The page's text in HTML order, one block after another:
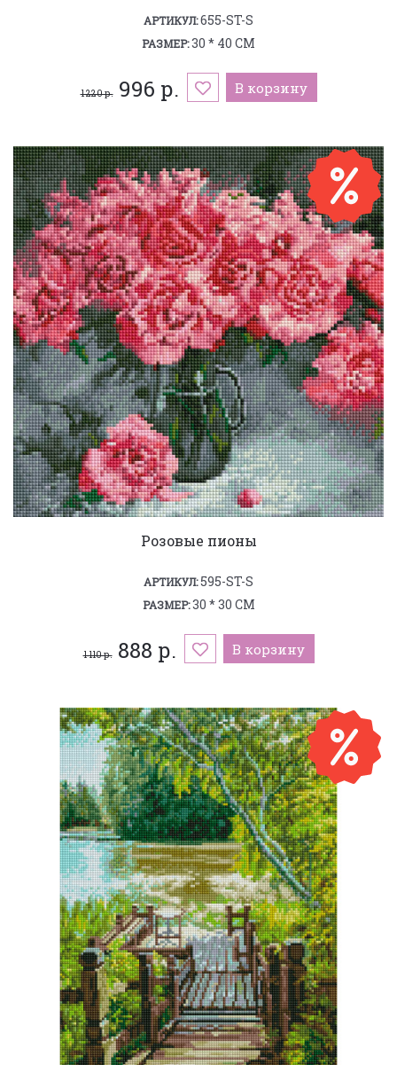
АРТИКУЛ:655-ST-S
РАЗМЕР:30 * 40 СМ
1 220 р.996 р. В корзину
Розовые пионы
АРТИКУЛ:595-ST-S
РАЗМЕР:30 * 30 СМ
1 110 р.888 р. В корзину